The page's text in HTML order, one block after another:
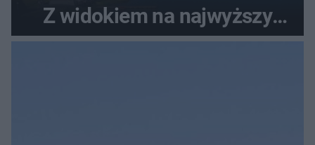
Z widokiem na najwyższy
szczyt Gór Świętokrzyskich